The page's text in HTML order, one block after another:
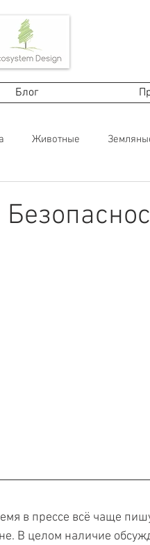
Блог
Животные
в прессе всё чаще
В целом наличие